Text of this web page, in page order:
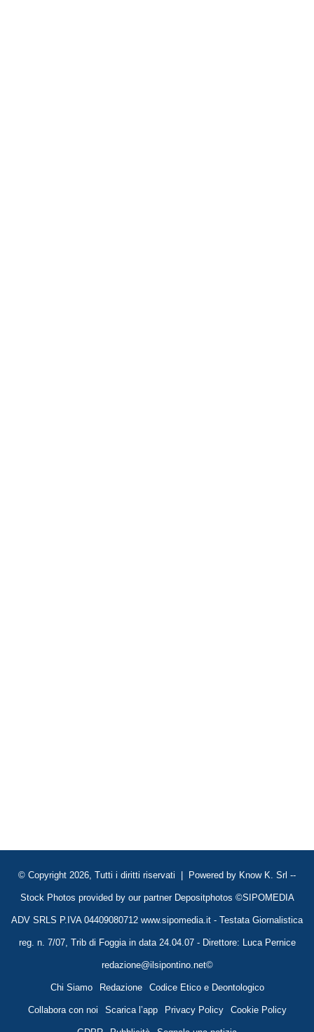
© Copyright 2026, Tutti i diritti riservati | Powered by Know K. Srl --
Stock Photos provided by our partner Depositphotos ©SIPOMEDIA
ADV SRLS P.IVA 04409080712 www.sipomedia.it - Testata Giornalistica
reg. n. 7/07, Trib di Foggia in data 24.04.07 - Direttore: Luca Pernice
redazione@ilsipontino.net©
Chi Siamo Redazione Codice Etico e Deontologico
Collabora con noi Scarica l’app Privacy Policy Cookie Policy